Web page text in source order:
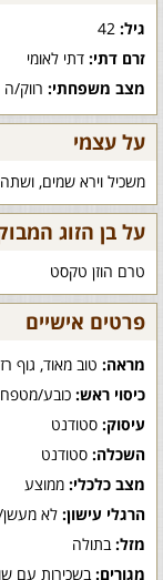
גיל:
זרם דתי: דתי לאומי
מצב משפחתי: רווק/ה
על עצמי
משכיל וירא שמים,
על בן הזוג
טרם הוזן טקסט
פרטים אישיים
מראה: טוב מאוד, גוף
כיסוי ראש: כובע/
עיסוק: סטודנט
השכלה: סטודנט
מצב כלכלי: ממוצע
הרגלי עישון: לא
מזל: בתולה
מגורים: בשכירות עם